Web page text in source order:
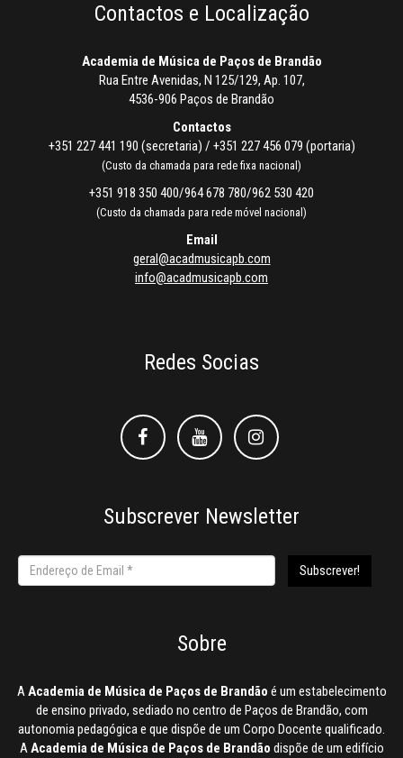
Contactos e Localização
Academia de Música de Paços de Brandão
Rua Entre Avenidas, N 125/129, Ap. 107,
4536-906 Paços de Brandão
Contactos
+351 227 441 190 (secretaria) / +351 227 456 079 (portaria)
(Custo da chamada para rede fixa nacional)
+351 918 350 400/964 678 780/962 530 420
(Custo da chamada para rede móvel nacional)
Email
geral@acadmusicapb.com
info@acadmusicapb.com
Redes Socias
FacebookFacebookInstagram
Subscrever Newsletter
Sobre
AAcademia de Música de Paços de Brandão é um estabelecimento
de ensino privado, sediado no centro de Paços de Brandão, com
autonomia pedagógica e que dispõe de um Corpo Docente qualificado.
AAcademia de Música de Paços de Brandão dispõe de um edifício